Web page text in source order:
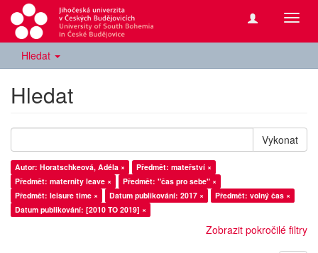
Hledat
Hledat
Vykonat
Autor: Horatschkeová, Adéla ×
Předmět: mateřství ×
Předmět: maternity leave ×
Předmět: "čas pro sebe" ×
Předmět: leisure time ×
Datum publikování: 2017 ×
Předmět: volný čas ×
Datum publikování: [2010 TO 2019] ×
Zobrazit pokročilé filtry